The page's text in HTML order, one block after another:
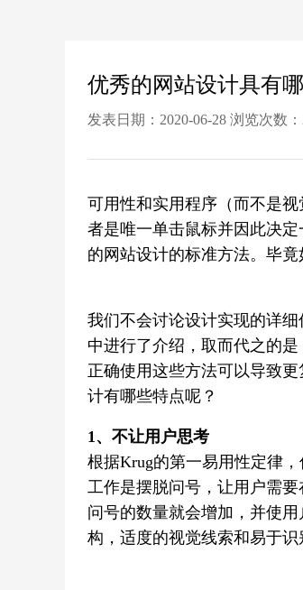
优秀的网站设计具有
发表日期：2020-06-28 浏览次数：
可用性和实用程序（而不是
者是唯一单击鼠标并因此决
的网站设计的标准方法。毕
我们不会讨论设计实现的详
中进行了介绍，取而代之的
正确使用这些方法可以导致
计有哪些特点呢？
1、不让用户思考
根据Krug的第一易用性定律
工作是摆脱问号，让用户需
问号的数量就会增加，并使
构，适度的视觉线索和易于